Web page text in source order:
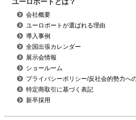
ユーロポートとは？
会社概要
ユーロポートが選ばれる理由
導入事例
全国出張カレンダー
展示会情報
ショールーム
プライバシーポリシー/反社会的勢力へ
特定商取引に基づく表記
新卒採用